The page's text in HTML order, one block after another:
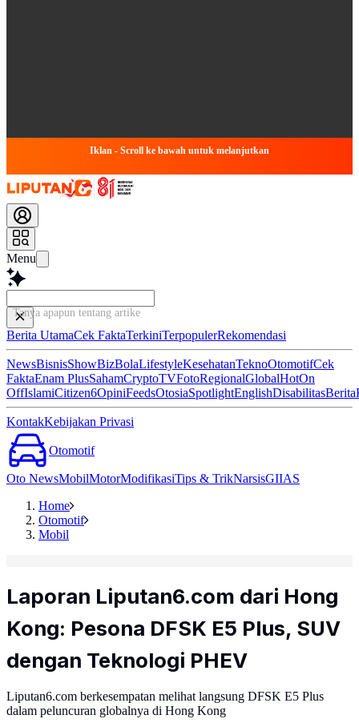
Iklan - Scroll ke bawah untuk melanjutkan
Menu
Tanya apapun tentang artikel ini...
Berita UtamaCek FaktaTerkiniTerpopulerRekomendasi
NewsBisnisShowBizBolaLifestyleKesehatanTeknoOtomotifCek
FaktaEnam PlusSahamCryptoTVFotoRegionalGlobalHotOn
OffIslamiCitizen6OpiniFeedsOtosiaSpotlightEnglishDisabilitasBerita
KontakKebijakan Privasi
Otomotif
Oto NewsMobilMotorModifikasiTips & TrikNarsisGIIAS
Home
Otomotif
Mobil
Laporan Liputan6.com dari Hong
Kong: Pesona DFSK E5 Plus, SUV
dengan Teknologi PHEV
Liputan6.com berkesempatan melihat langsung DFSK E5 Plus
dalam peluncuran globalnya di Hong Kong